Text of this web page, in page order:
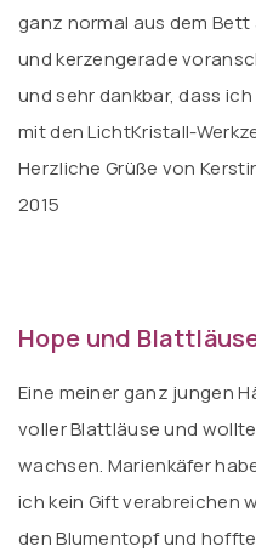
ganz normal aus dem
und kerzengerade
und sehr dankbar, dass
mit den LichtKristall-
Herzliche Grüße von
2015
Hope und
Eine meiner ganz jungen
voller Blattläuse und
wachsen. Marienkäfer
ich kein Gift verabreichen
den Blumentopf und